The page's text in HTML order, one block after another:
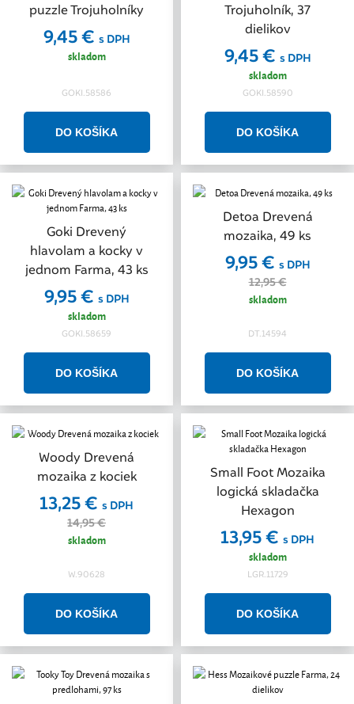
puzzle Trojuholníky
9,45 € s DPH
skladom
GOKI.58586
Trojuholník, 37
dielikov
9,45 € s DPH
skladom
GOKI.58590
Goki Drevený
hlavolam a kocky v
jednom Farma, 43 ks
9,95 € s DPH
skladom
GOKI.58659
Detoa Drevená
mozaika, 49 ks
Akcia
9,95 € s DPH
12,95 €
skladom
DT.14594
Woody Drevená
mozaika z kociek
13,25 € s DPH
14,95 €
skladom
W.90628
Small Foot Mozaika
logická skladačka
Hexagon
13,95 € s DPH
skladom
LGR.11729